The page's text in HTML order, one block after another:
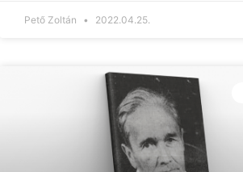
Pető Zoltán 2022.04.25.